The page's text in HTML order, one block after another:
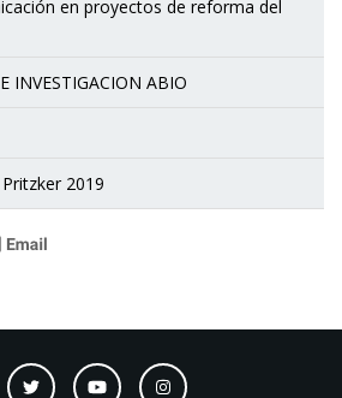
en proyectos de reforma del
INVESTIGACION ABIO
2019